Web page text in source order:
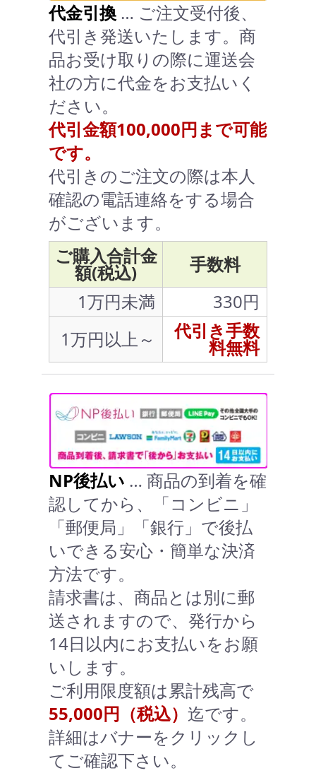
代金引換 … ご注文受付後、
代引き発送いたします。商
品お受け取りの際に運送会
社の方に代金をお支払いく
ださい。
代引金額100,000円まで可能
です。
代引きのご注文の際は本人
確認の電話連絡をする場合
がございます。
ご購入合計金
額(税込)
手数料
1万円未満
330円
1万円以上～
代引き手数
料無料
NP後払い … 商品の到着を確
認してから、「コンビニ」
「郵便局」「銀行」で後払
いできる安心・簡単な決済
方法です。
請求書は、商品とは別に郵
送されますので、発行から
14日以内にお支払いをお願
いします。
ご利用限度額は累計残高で
55,000円（税込） 迄です。
詳細はバナーをクリックし
てご確認下さい。